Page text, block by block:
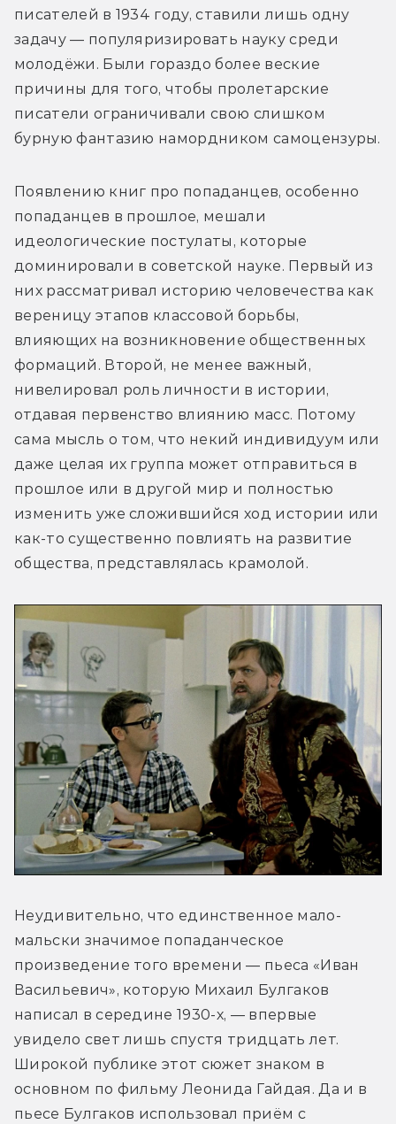
писателей в 1934 году, ставили лишь одну
задачу — популяризировать науку среди
молодёжи. Были гораздо более веские
причины для того, чтобы пролетарские
писатели ограничивали свою слишком
бурную фантазию намордником самоцензуры.
Появлению книг про попаданцев, особенно
попаданцев в прошлое, мешали
идеологические постулаты, которые
доминировали в советской науке. Первый из
них рассматривал историю человечества как
вереницу этапов классовой борьбы,
влияющих на возникновение общественных
формаций. Второй, не менее важный,
нивелировал роль личности в истории,
отдавая первенство влиянию масс. Потому
сама мысль о том, что некий индивидуум или
даже целая их группа может отправиться в
прошлое или в другой мир и полностью
изменить уже сложившийся ход истории или
как-то существенно повлиять на развитие
общества, представлялась крамолой.
Неудивительно, что единственное мало-
мальски значимое попаданческое
произведение того времени — пьеса «Иван
Васильевич», которую Михаил Булгаков
написал в середине 1930-х, — впервые
увидело свет лишь спустя тридцать лет.
Широкой публике этот сюжет знаком в
основном по фильму Леонида Гайдая. Да и в
пьесе Булгаков использовал приём с